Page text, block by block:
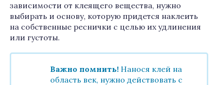
зависимости от клеящего вещества, нужно
выбирать и основу, которую придется наклеить
на собственные реснички с целью их удлинения
или густоты.
Важно помнить! Нанося клей на
область век, нужно действовать с